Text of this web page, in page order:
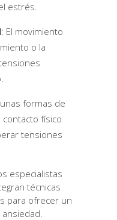
estrés.
: El movimiento
o la
formas de
físico
tensiones
especialistas
técnicas
para ofrecer un